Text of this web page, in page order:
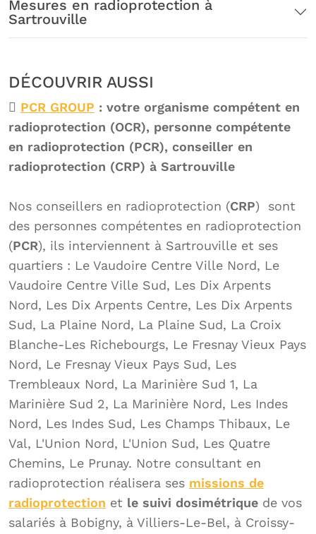
Mesures en radioprotection à
Sartrouville
DÉCOUVRIR AUSSI
PCR GROUP : votre organisme compétent en
radioprotection (OCR), personne compétente
en radioprotection (PCR), conseiller en
radioprotection (CRP) à Sartrouville
Nos conseillers en radioprotection (CRP) sont
des personnes compétentes en radioprotection
(PCR), ils interviennent à Sartrouville et ses
quartiers : Le Vaudoire Centre Ville Nord, Le
Vaudoire Centre Ville Sud, Les Dix Arpents
Nord, Les Dix Arpents Centre, Les Dix Arpents
Sud, La Plaine Nord, La Plaine Sud, La Croix
Blanche-Les Richebourgs, Le Fresnay Vieux Pays
Nord, Le Fresnay Vieux Pays Sud, Les
Trembleaux Nord, La Marinière Sud 1, La
Marinière Sud 2, La Marinière Nord, Les Indes
Nord, Les Indes Sud, Les Champs Thibaux, Le
Val, L'Union Nord, L'Union Sud, Les Quatre
Chemins, Le Prunay. Notre consultant en
radioprotection réalisera ses missions de
radioprotection et le suivi dosimétrique de vos
salariés à Bobigny, à Villiers-Le-Bel, à Croissy-